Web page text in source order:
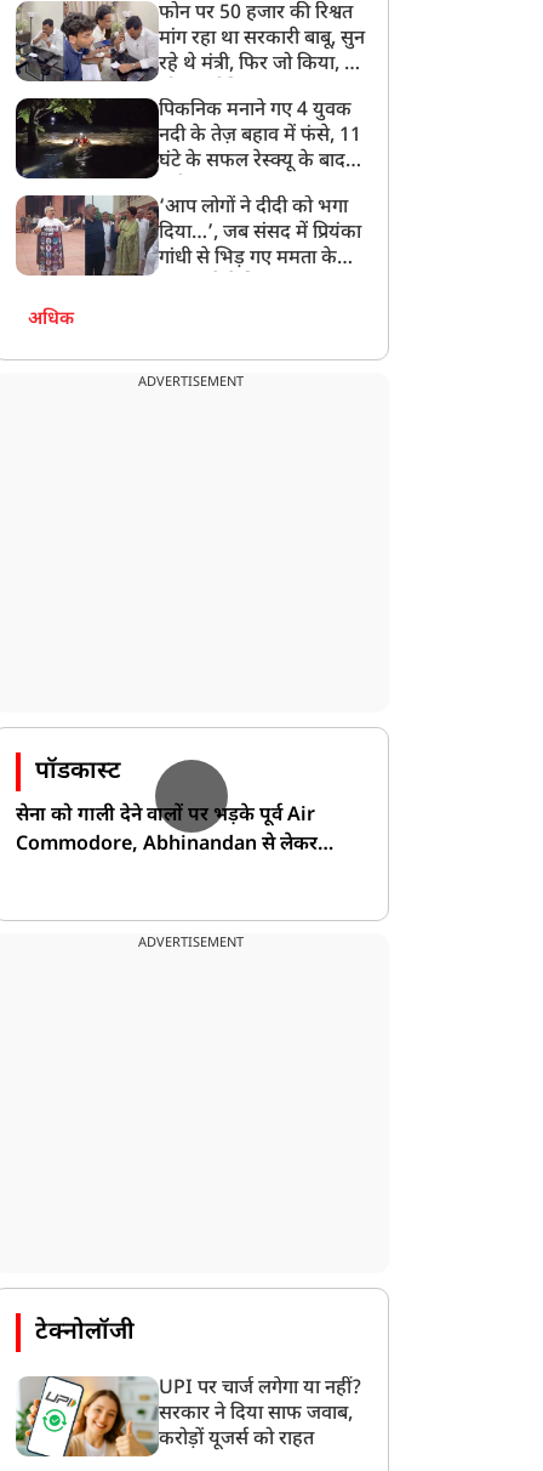
बेटी को गोद लें प्रधानमंत्री
फोन पर 50 हजार की रिश्वत
मांग रहा था सरकारी बाबू, सुन
रहे थे मंत्री, फिर जो किया, वो
पिकनिक मनाने गए 4 युवक
नदी के तेज़ बहाव में फंसे, 11
घंटे के सफल रेस्क्यू के बाद
‘आप लोगों ने दीदी को भगा
दिया…’, जब संसद में प्रियंका
गांधी से भिड़ गए ममता के
अधिक
ADVERTISEMENT
पॉडकास्ट
सेना को गाली देने वालों पर भड़के पूर्व Air
Commodore, Abhinandan से लेकर
ADVERTISEMENT
टेक्नोलॉजी
UPI पर चार्ज लगेगा या नहीं?
सरकार ने दिया साफ जवाब,
करोड़ों यूजर्स को राहत